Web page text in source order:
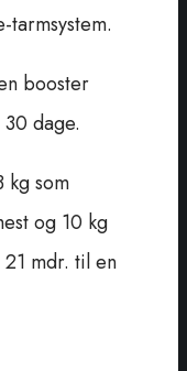
tarmsystem.
booster
dage.
kg som
og 10 kg
mdr. til en